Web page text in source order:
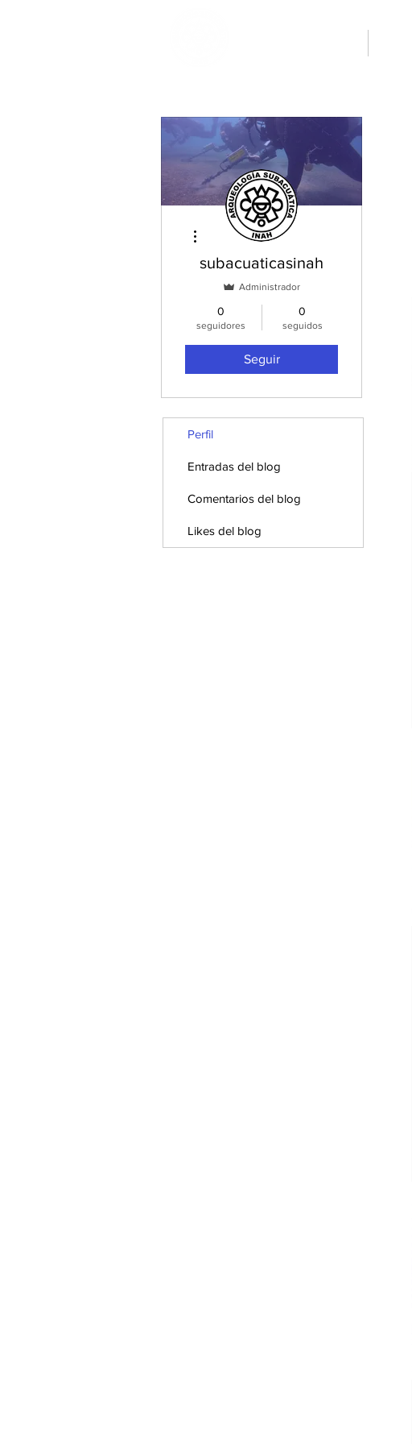
subacuaticasinah
Administrador
0
seguidores
0
seguidos
Seguir
Más acciones
Perfil
Entradas del blog
Comentarios del blog
Likes del blog